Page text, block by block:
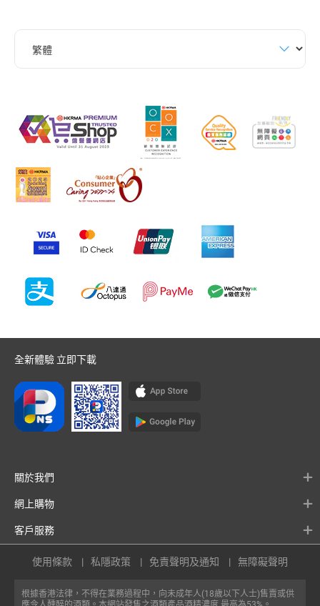
全新體驗 立即下載
關於我們
網上購物
客戶服務
根據香港法律，不得在業務過程中，向未成年人(18歲以下人士)售賣或供
使用條款 私隱政策 免責聲明及通知 無障礙聲明